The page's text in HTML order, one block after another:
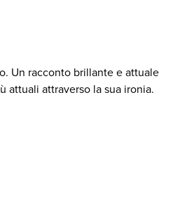
Un racconto brillante e attuale
attuali attraverso la sua ironia.